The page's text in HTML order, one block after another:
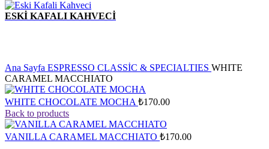
ESKİ KAFALI KAHVECİ
Ana Sayfa ESPRESSO CLASSİC & SPECIALTIES WHITE
CARAMEL MACCHIATO
WHITE CHOCOLATE MOCHA ₺170.00
Back to products
VANILLA CARAMEL MACCHIATO ₺170.00